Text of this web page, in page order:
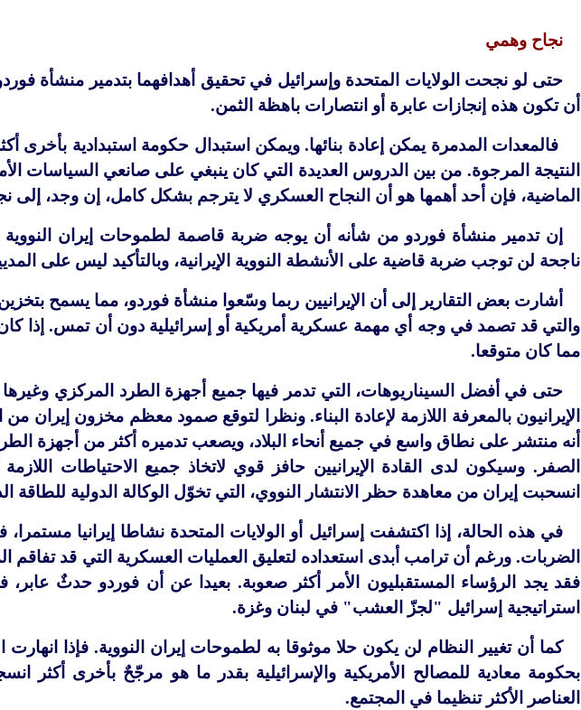
نجاح وهمي
حتى لو نجحت الولايات المتحدة وإسرائيل في تحقيق أهدافهما بتدمير منشأة
أن تكون هذه إنجازات عابرة أو انتصارات باهظة الثمن.
فالمعدات المدمرة يمكن إعادة بنائها. ويمكن استبدال حكومة استبدادية
النتيجة المرجوة. من بين الدروس العديدة التي كان ينبغي على صانعي السياسات
الماضية، فإن أحد أهمها هو أن النجاح العسكري لا يترجم بشكل كامل، إن وجد،
إن تدمير منشأة فوردو من شأنه أن يوجه ضربة قاصمة لطموحات إيران
ناجحة لن توجب ضربة قاضية على الأنشطة النووية الإيرانية، وبالتأكيد ليس على
أشارت بعض التقارير إلى أن الإيرانيين ربما وسّعوا منشأة فوردو، مما يسمح
والتي قد تصمد في وجه أي مهمة عسكرية أمريكية أو إسرائيلية دون أن تمس. إذا
مما كان متوقعا.
حتى في أفضل السيناريوهات، التي تدمر فيها جميع أجهزة الطرد المركزي وغيرها
الإيرانيون بالمعرفة اللازمة لإعادة البناء. ونظرا لتوقع صمود معظم مخزون إيران
أنه منتشر على نطاق واسع في جميع أنحاء البلاد، ويصعب تدميره أكثر من أجهزة
الصفر. وسيكون لدى القادة الإيرانيين حافز قوي لاتخاذ جميع الاحتياطات
انسحبت إيران من معاهدة حظر الانتشار النووي، التي تخوّل الوكالة الدولية للطاقة
في هذه الحالة، إذا اكتشفت إسرائيل أو الولايات المتحدة نشاطا إيرانيا
الضربات. ورغم أن ترامب أبدى استعداده لتعليق العمليات العسكرية التي قد تفاقم
فقد يجد الرؤساء المستقبليون الأمر أكثر صعوبة. بعيدا عن أن فوردو حدثٌ
استراتيجية إسرائيل "لجزّ العشب" في لبنان وغزة.
كما أن تغيير النظام لن يكون حلا موثوقا به لطموحات إيران النووية. فإذا
بحكومة معادية للمصالح الأمريكية والإسرائيلية بقدر ما هو مرجّحٌ بأخرى أكثر
العناصر الأكثر تنظيما في المجتمع.